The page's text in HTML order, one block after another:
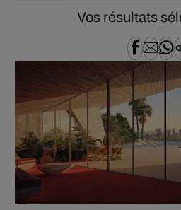
Vos résultats